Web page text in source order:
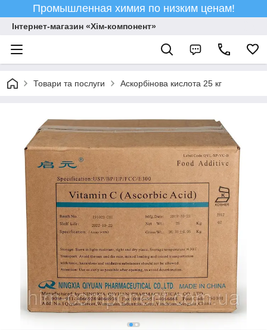
Промышленная химия по низким ценам!
Інтернет-магазин «Хім-компонент»
Товари та послуги Аскорбінова кислота 25 кг